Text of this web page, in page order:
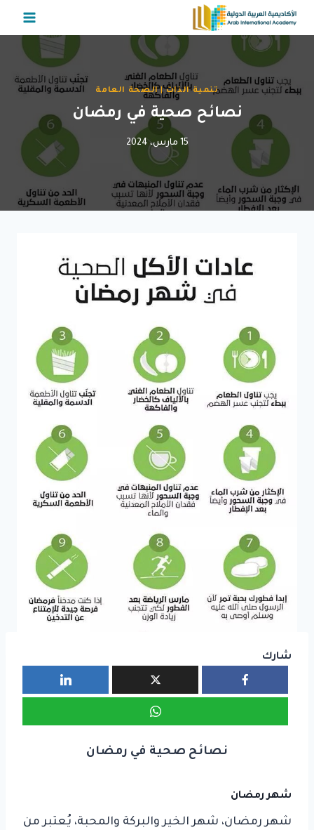
التجاوز
المحتوى
تنمية الذات|الصحة العامة
نصائح صحية في رمضان
15 مارس، 2024
شارك
نصائح صحية في رمضان
شهر رمضان
شهر رمضان، شهر الخير والبركة والمحبة، يُعتبر من